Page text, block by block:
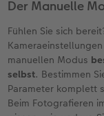
Der Manuelle
Fühlen Sie sich
manuellen Modus
selbst. Bestimmen
Parameter komplett
Beim Fotografieren